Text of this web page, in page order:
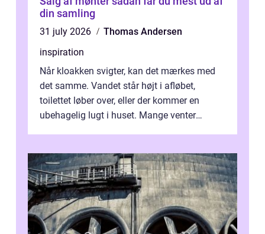
din samling
31 july 2026
Thomas Andersen
inspiration
Når kloakken svigter, kan det mærkes med
det samme. Vandet står højt i afløbet,
toilettet løber over, eller der kommer en
ubehagelig lugt i huset. Mange venter